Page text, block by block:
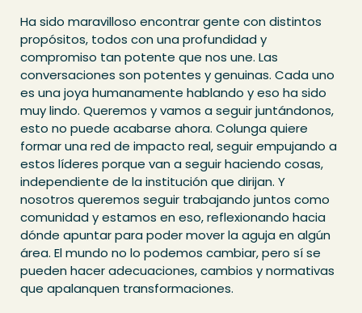
Ha sido maravilloso encontrar gente con distintos
propósitos, todos con una profundidad y
compromiso tan potente que nos une. Las
conversaciones son potentes y genuinas. Cada uno
es una joya humanamente hablando y eso ha sido
muy lindo. Queremos y vamos a seguir juntándonos,
esto no puede acabarse ahora. Colunga quiere
formar una red de impacto real, seguir empujando a
estos líderes porque van a seguir haciendo cosas,
independiente de la institución que dirijan. Y
nosotros queremos seguir trabajando juntos como
comunidad y estamos en eso, reflexionando hacia
dónde apuntar para poder mover la aguja en algún
área. El mundo no lo podemos cambiar, pero sí se
pueden hacer adecuaciones, cambios y normativas
que apalanquen transformaciones.